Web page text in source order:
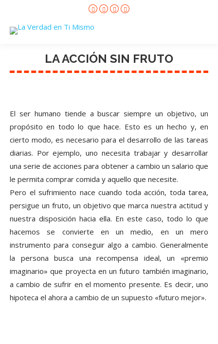
Facebook
window
X
window
Instagram
window
YouTube
window
LA ACCIÓN SIN FRUTO
El ser humano tiende a buscar siempre un objetivo, un
propósito en todo lo que hace. Esto es un hecho y, en
cierto modo, es necesario para el desarrollo de las tareas
diarias. Por ejemplo, uno necesita trabajar y desarrollar
una serie de acciones para obtener a cambio un salario que
le permita comprar comida y aquello que necesite.
Pero el sufrimiento nace cuando toda acción, toda tarea,
persigue un fruto, un objetivo que marca nuestra actitud y
nuestra disposición hacia ella. En este caso, todo lo que
hacemos se convierte en un medio, en un mero
instrumento para conseguir algo a cambio. Generalmente
la persona busca una recompensa ideal, un «premio
imaginario» que proyecta en un futuro también imaginario,
a cambio de sufrir en el momento presente. Es decir, uno
hipoteca el ahora a cambio de un supuesto «futuro mejor».